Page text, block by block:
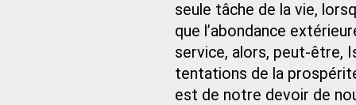
seule tâche de la vie,
que l’abondance
service, alors, peut-être,
tentations de la
est de notre devoir de